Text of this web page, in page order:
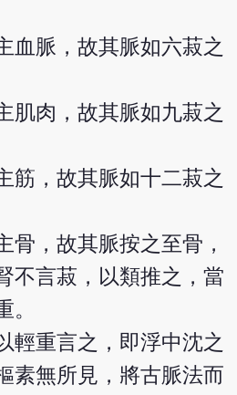
血脈，故其脈如六菽之
肌肉，故其脈如九菽之
筋，故其脈如十二菽之
骨，故其脈按之至骨，
不言菽，以類推之，當
。
輕重言之，即浮中沈之
素無所見，將古脈法而